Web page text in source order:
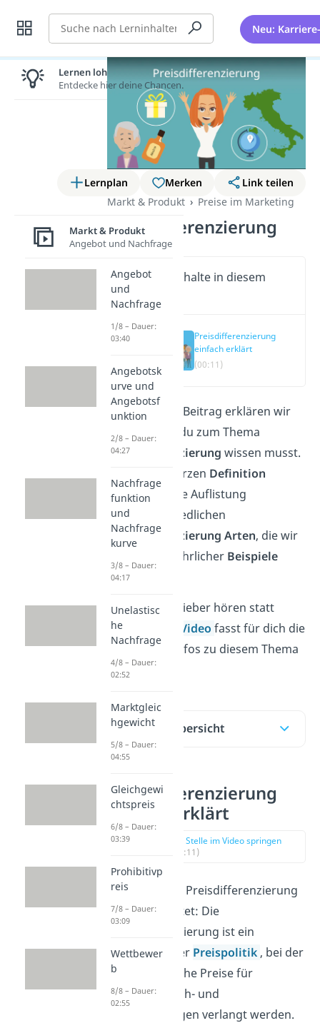
Suche Neu:
Lernplan Merken
Link teilen
Markt & Produkt
Preise im Marketing
Preisdifferenzierung
Wichtige Inhalte in diesem
Video
Preisdifferenzierung
einfach erklärt
(00:11)
Im folgenden Beitrag erklären wir
dir alles, was du zum Thema
Preisdifferenzierung wissen musst.
Nach einer kurzen Definition
findest du eine Auflistung
der unterschiedlichen
Preisdifferenzierung Arten, die wir
anhand ausführlicher Beispiele
darstellen.
Du möchtest lieber hören statt
lesen? Unser
Video fasst für dich die
wichtigsten Infos zu diesem Thema
zusammen!
Inhaltsübersicht
Preisdifferenzierung
einfach erklärt
zur Stelle im Video springen
(00:11)
Eine mögliche Preisdifferenzierung
Definition lautet: Die
Preisdifferenzierung ist ein
Instrument der Preispolitik , bei der
unterschiedliche Preise für
identische Sach- und
Dienstleistungen verlangt werden.
Lernen lohnt sich!
Entdecke hier deine Chancen.
Markt & Produkt
Angebot und Nachfrage
Angebot
und
Nachfrage
1/8 – Dauer:
03:40
Angebotsk
urve und
Angebotsf
unktion
2/8 – Dauer:
04:27
Nachfrage
funktion
und
Nachfrage
kurve
3/8 – Dauer:
04:17
Unelastisc
he
Nachfrage
4/8 – Dauer:
02:52
Marktgleic
hgewicht
5/8 – Dauer:
04:55
Gleichgewi
chtspreis
6/8 – Dauer:
03:39
Prohibitivp
reis
7/8 – Dauer:
03:09
Wettbewer
b
8/8 – Dauer:
02:55